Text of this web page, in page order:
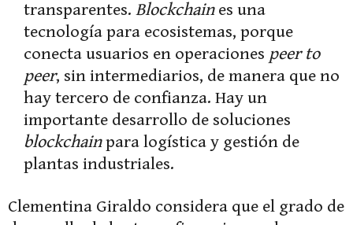
transparentes. Blockchaines una
tecnología para ecosistemas, porque
conecta usuarios en operaciones peer to
peer, sin intermediarios, de manera que no
hay tercero de confianza. Hay un
importante desarrollo de soluciones
blockchainpara logística y gestión de
plantas industriales.
Clementina Giraldo considera que el grado de